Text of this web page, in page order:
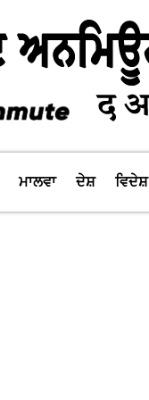
ਮਾਲਵਾ ਦੇਸ਼ ਵਿਦੇਸ਼